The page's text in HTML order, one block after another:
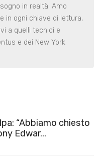
in realtà. Amo
in ogni chiave di lettura,
a quelli tecnici e
e dei New York
“Abbiamo chiesto
Edwar...